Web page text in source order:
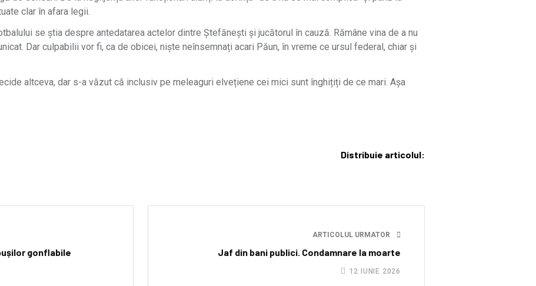
clar în afara legii.
se știa despre antedatarea actelor dintre Ștefănești și jucătorul în cauză. Rămâne vina de a nu
Dar culpabilii vor fi, ca de obicei, niște neînsemnați acari Păun, în vreme ce ursul federal, chiar și
altceva, dar s-a văzut că inclusiv pe meleaguri elvețiene cei mici sunt înghițiți de ce mari. Așa
Distribuie articolul:
gonflabile
ARTICOLUL URMATOR
Jaf din bani publici. Condamnare la moarte
12 IUNIE 2026